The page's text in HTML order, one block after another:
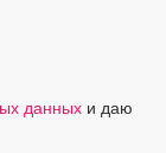
данных и даю